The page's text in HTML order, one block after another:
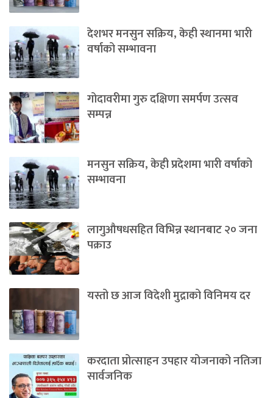
देशभर मनसुन सक्रिय, केही स्थानमा भारी
वर्षाको सम्भावना
गोदावरीमा गुरु दक्षिणा समर्पण उत्सव
सम्पन्न
मनसुन सक्रिय, केही प्रदेशमा भारी वर्षाको
सम्भावना
लागुऔषधसहित विभिन्न स्थानबाट २० जना
पक्राउ
यस्तो छ आज विदेशी मुद्राको विनिमय दर
करदाता प्रोत्साहन उपहार योजनाको नतिजा
सार्वजनिक